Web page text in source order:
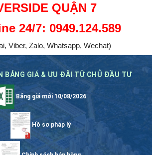
QUẬN 7
24/7: 0949.124.589
Viber, Zalo, Whatsapp, Wechat)
BẢNG GIÁ & ƯU ĐÃI TỪ CHỦ ĐẦU TƯ
Bảng giá mới 10/08/2026
Hồ sơ pháp lý